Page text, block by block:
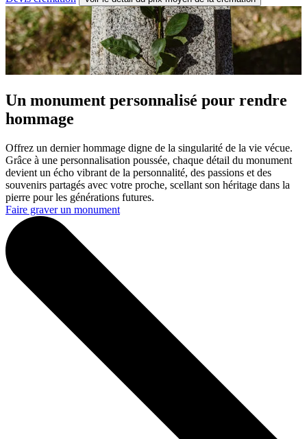
Un monument personnalisé pour rendre
hommage
Offrez un dernier hommage digne de la singularité de la vie vécue.
Grâce à une personnalisation poussée, chaque détail du monument
devient un écho vibrant de la personnalité, des passions et des
souvenirs partagés avec votre proche, scellant son héritage dans la
pierre pour les générations futures.
Faire graver un monument